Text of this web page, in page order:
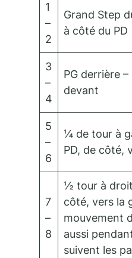
1
–
2
Grand Step
à côté du PD
3
–
4
PG derrière –
devant
5
–
6
¼ de tour à
PD, de côté,
7
–
8
½ tour à
côté, vers la
mouvement
aussi
suivent les